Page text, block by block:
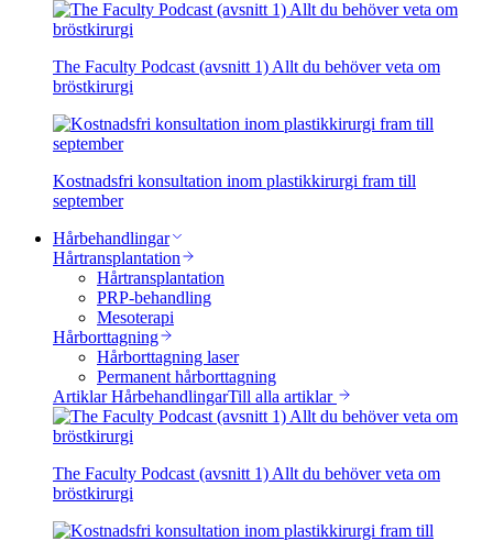
The Faculty Podcast (avsnitt 1) Allt du behöver veta om
bröstkirurgi
Kostnadsfri konsultation inom plastikkirurgi fram till
september
Hårbehandlingar
Hårtransplantation
Hårtransplantation
PRP-behandling
Mesoterapi
Hårborttagning
Hårborttagning laser
Permanent hårborttagning
Artiklar HårbehandlingarTill alla artiklar
The Faculty Podcast (avsnitt 1) Allt du behöver veta om
bröstkirurgi